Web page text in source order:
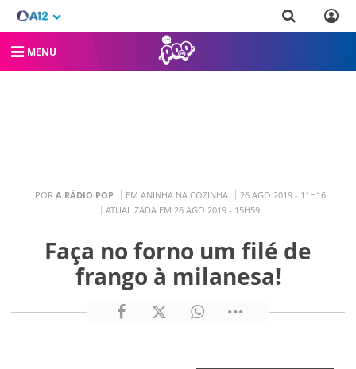
MENU
POR A RÁDIO POP EM ANINHA NA COZINHA
26 AGO 2019 - 11H16
ATUALIZADA EM 26 AGO 2019 - 15H59
Faça no forno um filé de
frango à milanesa!